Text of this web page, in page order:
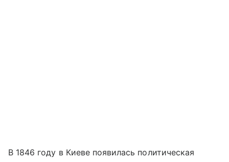
В 1846 году в Киеве появилась политическая